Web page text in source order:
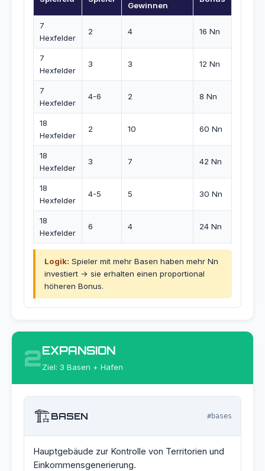
Gewinnen
7
Hexfelder
2 4 16 Nn
7
Hexfelder
3 3 12 Nn
7
Hexfelder
4-6 2 8 Nn
18
Hexfelder
2 10 60 Nn
18
Hexfelder
3 7 42 Nn
18
Hexfelder
4-5 5 30 Nn
18
Hexfelder
6 4 24 Nn
Logik: Spieler mit mehr Basen haben mehr Nn
investiert → sie erhalten einen proportional
höheren Bonus.
2EXPANSION
Ziel: 3 Basen + Hafen
🏗️BASEN #bases
Hauptgebäude zur Kontrolle von Territorien und
Einkommensgenerierung.